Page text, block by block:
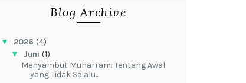
Blog Archive
▼ 2026 (4)
▼ Juni (1)
Menyambut Muharram: Tentang Awal
yang Tidak Selalu...